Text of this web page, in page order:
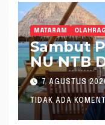
MATARAM
Sambut
NU NTB
Pimpin
7 AGUSTUS
TIDAK ADA